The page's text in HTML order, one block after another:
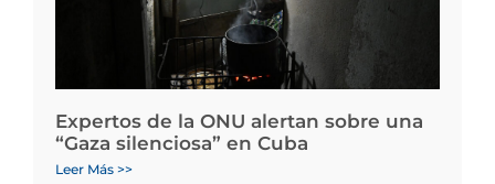
Expertos de la ONU alertan sobre una
“Gaza silenciosa” en Cuba
Leer Más >>